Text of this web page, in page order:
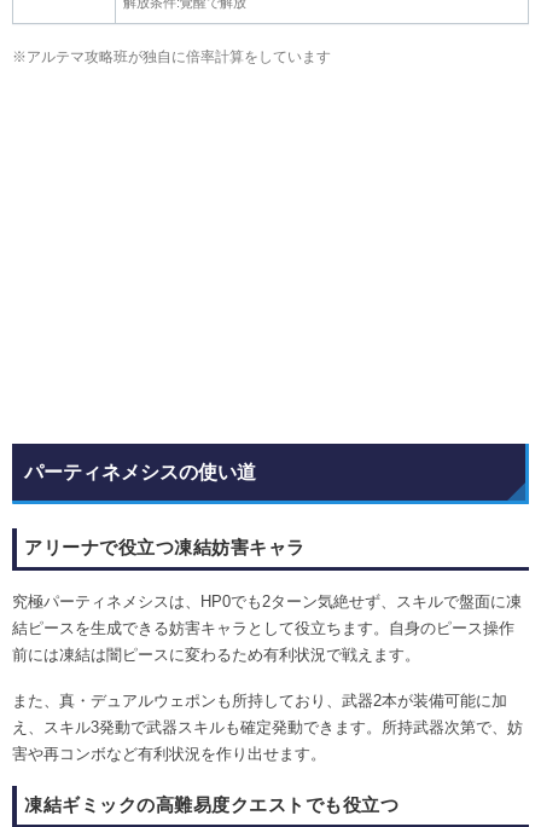
※アルテマ攻略班が独自に倍率計算をしています
パーティネメシスの使い道
アリーナで役立つ凍結妨害キャラ
究極パーティネメシスは、HP0でも2ターン気絶せず、スキルで盤面に凍
結ピースを生成できる妨害キャラとして役立ちます。自身のピース操作
前には凍結は闇ピースに変わるため有利状況で戦えます。
また、真・デュアルウェポンも所持しており、武器2本が装備可能に加
え、スキル3発動で武器スキルも確定発動できます。所持武器次第で、妨
害や再コンボなど有利状況を作り出せます。
凍結ギミックの高難易度クエストでも役立つ